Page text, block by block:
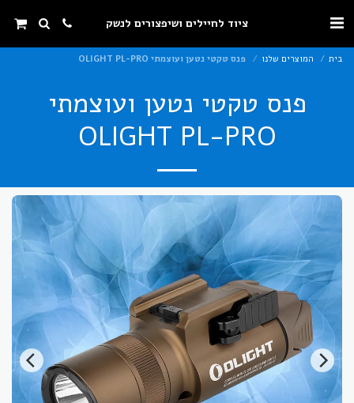
ציוד לחיילים ושיפצורים לנשק
בית המוצרים שלנו פנס טקטי נטען ועוצמתי OLIGHT PL-PRO
פנס טקטי נטען ועוצמתי
OLIGHT PL-PRO